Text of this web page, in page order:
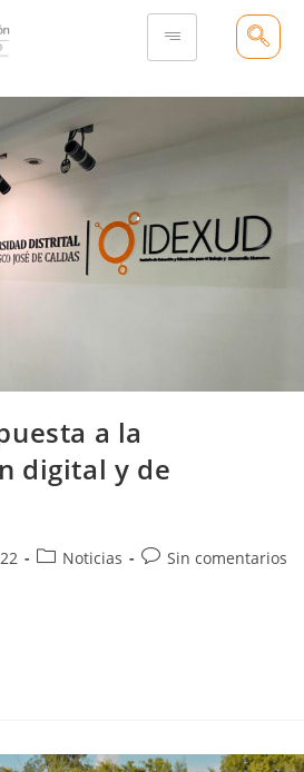
a la
digital y de
Noticias Sin comentarios